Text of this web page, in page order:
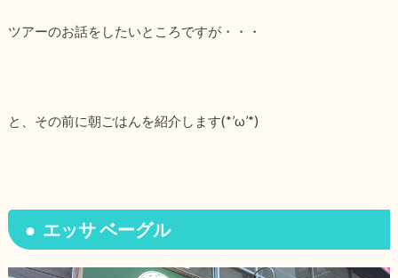
ツアーのお話をしたいところですが・・・
と、その前に朝ごはんを紹介します(*’ω’*)
エッサ ベーグル